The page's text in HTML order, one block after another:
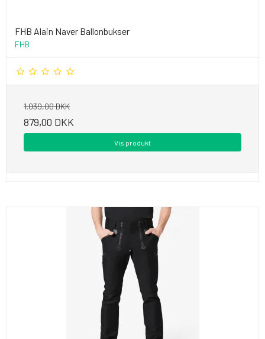
FHB Alain Naver Ballonbukser
FHB
1.039,00 DKK
879,00 DKK
Vis produkt